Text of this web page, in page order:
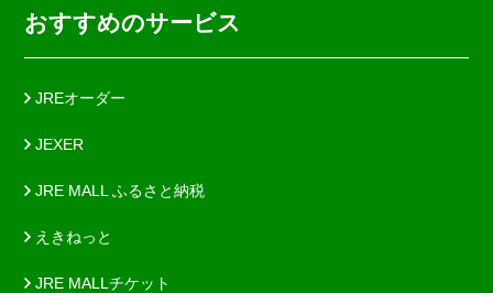
おすすめのサービス
JREオーダー
JEXER
JRE MALL ふるさと納税
えきねっと
JRE MALLチケット